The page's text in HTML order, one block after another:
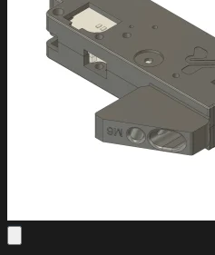
DOCUMENTACIÓN / TUTORIALES
Aprende con nuestros tutoriales